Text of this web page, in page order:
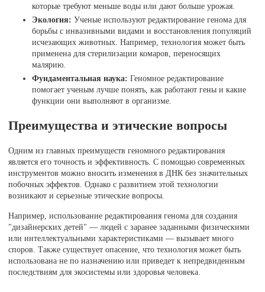
которые требуют меньше воды или дают больше урожая.
Экология: Ученые используют редактирование генома для
борьбы с инвазивными видами и восстановления популяций
исчезающих животных. Например, технология может быть
применена для стерилизации комаров, переносящих
малярию.
Фундаментальная наука: Геномное редактирование
помогает ученым лучше понять, как работают гены и какие
функции они выполняют в организме.
Преимущества и этические вопросы
Одним из главных преимуществ геномного редактирования
является его точность и эффективность. С помощью современных
инструментов можно вносить изменения в ДНК без значительных
побочных эффектов. Однако с развитием этой технологии
возникают и серьезные этические вопросы.
Например, использование редактирования генома для создания
"дизайнерских детей" — людей с заранее заданными физическими
или интеллектуальными характеристиками — вызывает много
споров. Также существует опасение, что технология может быть
использована не по назначению или приведет к непредвиденным
последствиям для экосистемы или здоровья человека.